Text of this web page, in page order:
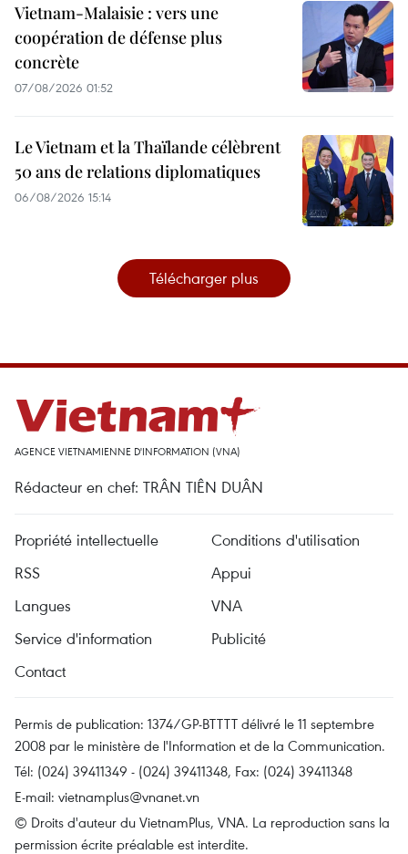
Vietnam-Malaisie : vers une
coopération de défense plus
concrète
07/08/2026 01:52
Le Vietnam et la Thaïlande célèbrent
50 ans de relations diplomatiques
06/08/2026 15:14
Télécharger plus
AGENCE VIETNAMIENNE D'INFORMATION (VNA)
Rédacteur en chef: TRÂN TIÊN DUÂN
Propriété intellectuelle
Conditions d'utilisation
RSS
Appui
Langues
VNA
Service d'information
Publicité
Contact
Permis de publication: 1374/GP-BTTTT délivré le 11 septembre
2008 par le ministère de l'Information et de la Communication.
Tél: (024) 39411349 - (024) 39411348, Fax: (024) 39411348
E-mail: vietnamplus@vnanet.vn
© Droits d'auteur du VietnamPlus, VNA. La reproduction sans la
permission écrite préalable est interdite.